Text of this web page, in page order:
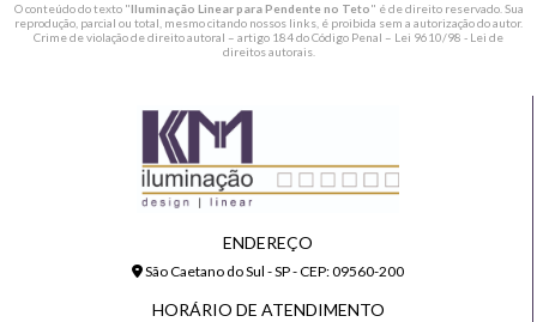
O conteúdo do texto "Iluminação Linear para Pendente no Teto" é de direito reservado. Sua
reprodução, parcial ou total, mesmo citando nossos links, é proibida sem a autorização do autor.
Crime de violação de direito autoral – artigo 184 do Código Penal – Lei 9610/98 - Lei de
direitos autorais.
ENDEREÇO
São Caetano do Sul - SP - CEP: 09560-200
HORÁRIO DE ATENDIMENTO